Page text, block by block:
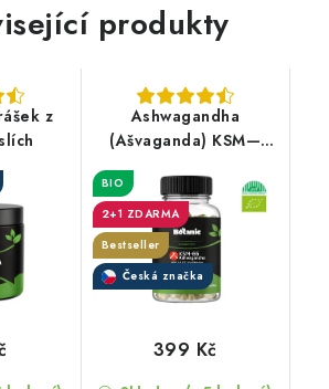
produkty
z
Ashwagandha
(Ašvaganda) KSM—
66® - Kapsle BIO
BIO
2+1 ZDARMA
Bestseller
Česká značka
399 Kč